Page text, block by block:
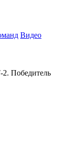
Видео
2. Победитель